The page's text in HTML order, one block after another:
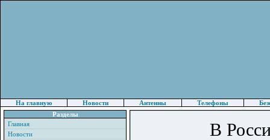
На главную Новости Антенны Телефоны
Разделы
Главная
Новости
В